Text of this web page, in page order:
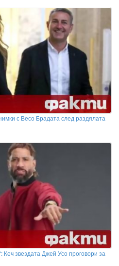
с Весо Брадата след раздялата
звездата Джей Усо проговори за